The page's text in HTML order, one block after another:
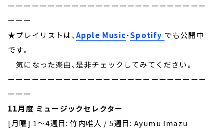
ーーーーーーーーーーーーーーーーーーーーーーーーー
ーーー
★プレイリストは、Apple Music・Spotify でも公開中
です。
気になった楽曲、是非チェックしてみてください。
ーーーーーーーーーーーーーーーーーーーーーーーーー
ーーー
11月度 ミュージックセレクター
[月曜] 1～4週目: 竹内唯人 / 5週目: Ayumu Imazu